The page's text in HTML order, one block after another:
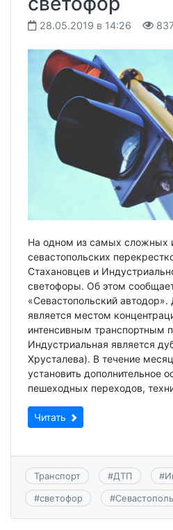
28.05.2019 в 14:26
На одном из самых сложных
севастопольских
Стахановцев и
светофоры. Об этом
«Севастопольский
является местом
интенсивным транспортным
Индустриальная является
Хрусталева). В течение
установить дополнительное
пешеходных переходов,
Читать
Транспорт #ДТП #
#светофор #Севастополь